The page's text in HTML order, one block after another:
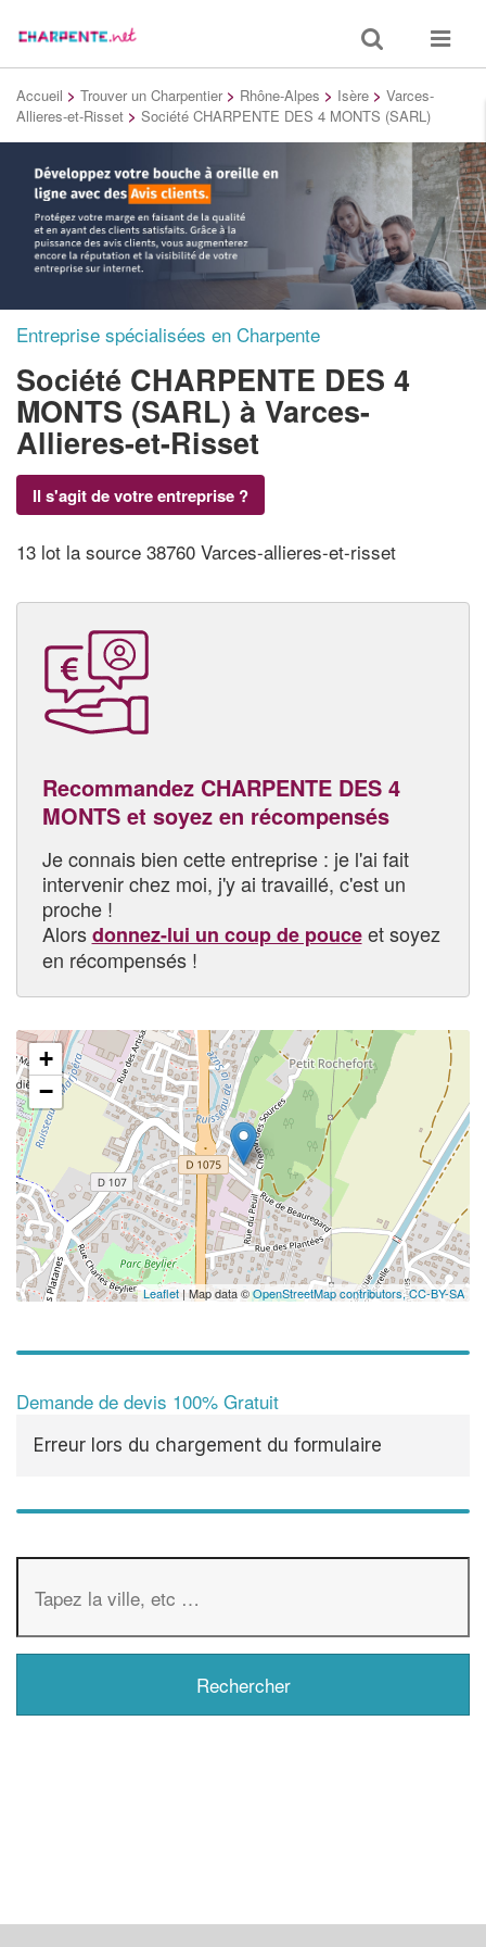
Toggle
search
Toggle
Accueil > Trouver un Charpentier > Rhône-Alpes > Isère > Varces-
Allieres-et-Risset > Société CHARPENTE DES 4 MONTS (SARL)
Entreprise spécialisées en Charpente
Société CHARPENTE DES 4
MONTS (SARL) à Varces-
Allieres-et-Risset
Il s'agit de votre entreprise ?
13 lot la source 38760 Varces-allieres-et-risset
Recommandez CHARPENTE DES 4
MONTS et soyez en récompensés
Je connais bien cette entreprise : je l'ai fait
intervenir chez moi, j'y ai travaillé, c'est un
proche !
Alorsdonnez-lui un coup de pouceet soyez
en récompensés !
+
−
Leaflet | Map data ©OpenStreetMap contributors,CC-BY-SA
Demande de devis 100% Gratuit
Erreur lors du chargement du formulaire